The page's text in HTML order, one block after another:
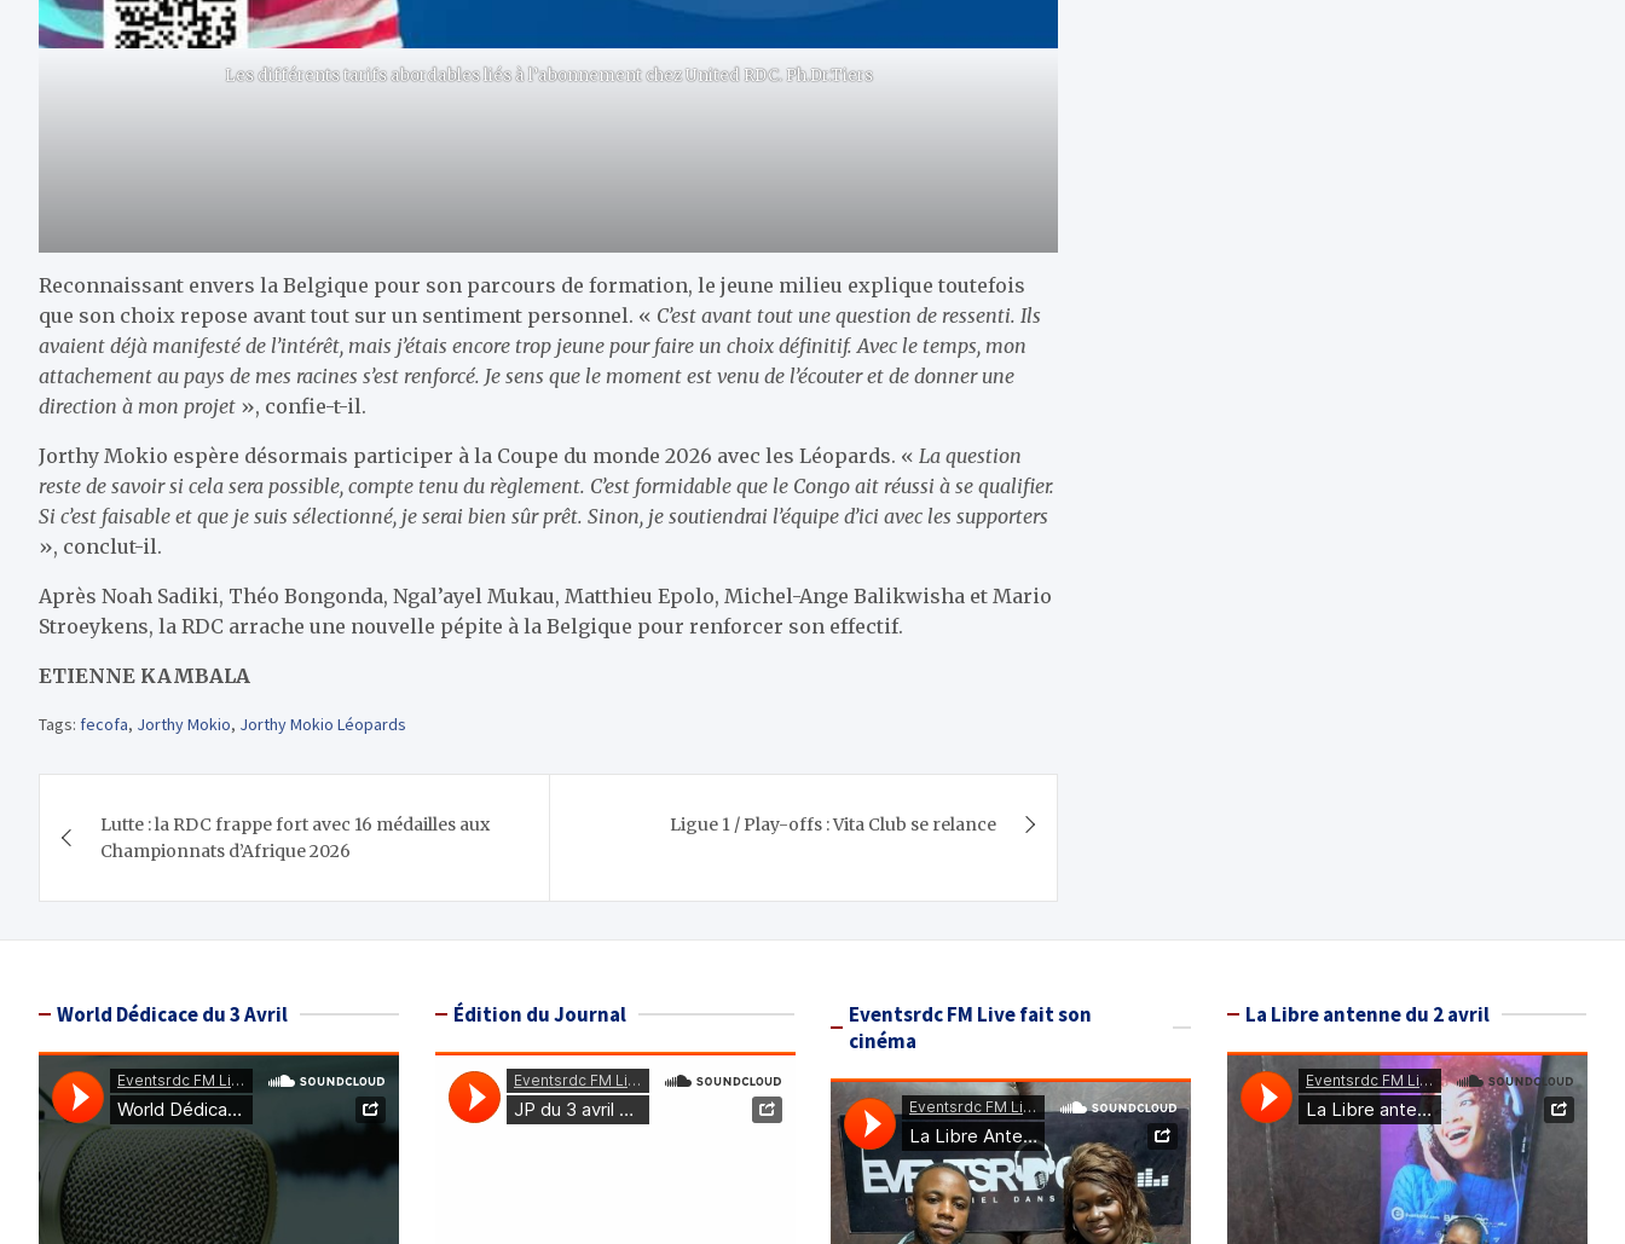
Les différents tarifs abordables liés à l’abonnement chez United RDC. Ph.Dr.Tiers
Reconnaissant envers la Belgique pour son parcours de formation, le jeune milieu explique toutefois
que son choix repose avant tout sur un sentiment personnel. « C’est avant tout une question de ressenti. Ils
avaient déjà manifesté de l’intérêt, mais j’étais encore trop jeune pour faire un choix définitif. Avec le temps, mon
attachement au pays de mes racines s’est renforcé. Je sens que le moment est venu de l’écouter et de donner une
direction à mon projet », confie-t-il.
Jorthy Mokio espère désormais participer à la Coupe du monde 2026 avec les Léopards. « La question
reste de savoir si cela sera possible, compte tenu du règlement. C’est formidable que le Congo ait réussi à se qualifier.
Si c’est faisable et que je suis sélectionné, je serai bien sûr prêt. Sinon, je soutiendrai l’équipe d’ici avec les supporters
», conclut-il.
Après Noah Sadiki, Théo Bongonda, Ngal’ayel Mukau, Matthieu Epolo, Michel-Ange Balikwisha et Mario
Stroeykens, la RDC arrache une nouvelle pépite à la Belgique pour renforcer son effectif.
ETIENNE KAMBALA
Tags: fecofa, Jorthy Mokio, Jorthy Mokio Léopards
de
l’article
Lutte : la RDC frappe fort avec 16 médailles aux
Championnats d’Afrique 2026
Ligue 1 / Play-offs : Vita Club se relance
World Dédicace du 3 Avril Édition du Journal
Eventsrdc FM Live fait son
cinéma
La Libre antenne du 2 avril